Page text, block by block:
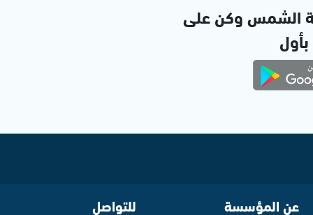
الشمس وكن على
بأول
عن المؤسسة للتواصل